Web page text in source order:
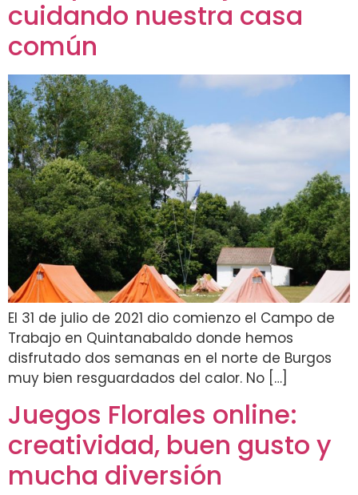
cuidando nuestra casa
común
El 31 de julio de 2021 dio comienzo el Campo de
Trabajo en Quintanabaldo donde hemos
disfrutado dos semanas en el norte de Burgos
muy bien resguardados del calor. No […]
Juegos Florales online:
creatividad, buen gusto y
mucha diversión